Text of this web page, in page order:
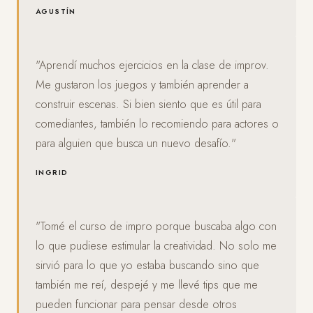
AGUSTÍN
"Aprendí muchos ejercicios en la clase de improv.
Me gustaron los juegos y también aprender a
construir escenas. Si bien siento que es útil para
comediantes, también lo recomiendo para actores o
para alguien que busca un nuevo desafío."
INGRID
"Tomé el curso de impro porque buscaba algo con
lo que pudiese estimular la creatividad. No solo me
sirvió para lo que yo estaba buscando sino que
también me reí, despejé y me llevé tips que me
pueden funcionar para pensar desde otros